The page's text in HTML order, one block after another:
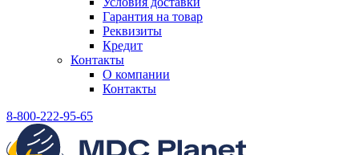
Гарантия на товар
Реквизиты
Кредит
Контакты
О компании
Контакты
8-800-222-95-65